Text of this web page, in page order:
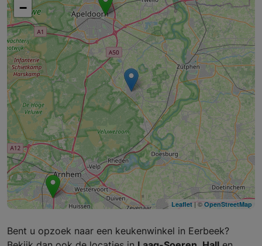
−
Leaflet | © OpenStreetMap
Bent u opzoek naar een keukenwinkel in Eerbeek?